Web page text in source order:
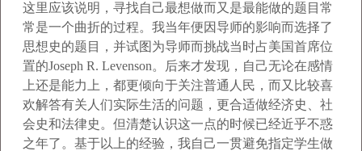
这里应该说明，寻找自己最想做而又是最能做的题目常
常是一个曲折的过程。我当年便因导师的影响而选择了
思想史的题目，并试图为导师而挑战当时占美国首席位
置的Joseph R. Levenson。后来才发现，自己无论在感情
上还是能力上，都更倾向于关注普通人民，而又比较喜
欢解答有关人们实际生活的问题，更合适做经济史、社
会史和法律史。但清楚认识这一点的时候已经近乎不惑
之年了。基于以上的经验，我自己一贯避免指定学生做